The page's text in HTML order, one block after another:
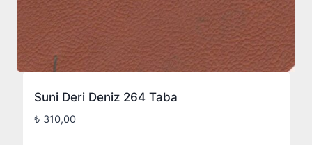
Suni Deri Deniz 264 Taba
₺ 310,00